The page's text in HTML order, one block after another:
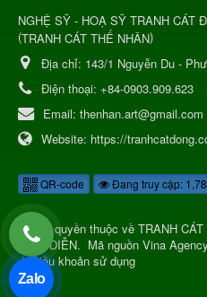
NGHỆ SỸ - HOẠ SỸ TRANH CÁT
(TRANH CÁT THẾ NHÂN)
Địa chỉ: 143/1 Nguyễn Du -
Điện thoại: +84-0903.909.623
Email: thenhan.art@gmail.com
Website: https://
QR-code Đang truy cập:
© Bản quyền thuộc về TRANH
BIỂU DIỄN. Mã nguồn Vina Agency
|Điều khoản sử dụng
Zalo